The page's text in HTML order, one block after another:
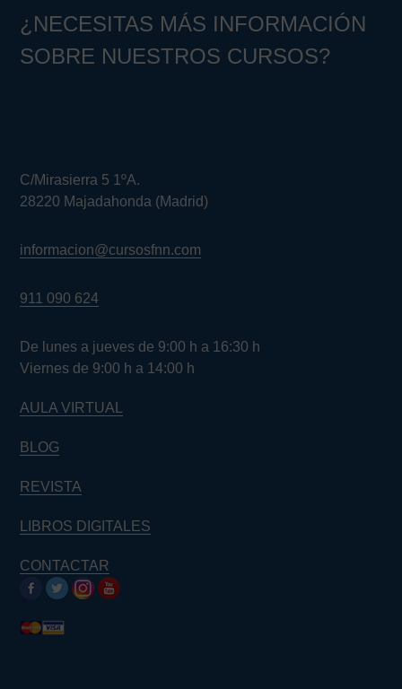
¿NECESITAS MÁS INFORMACIÓN
SOBRE NUESTROS CURSOS?
C/Mirasierra 5 1ºA.
28220 Majadahonda (Madrid)
informacion@cursosfnn.com
911 090 624
De lunes a jueves de 9:00 h a 16:30 h
Viernes de 9:00 h a 14:00 h
AULA VIRTUAL
BLOG
REVISTA
LIBROS DIGITALES
CONTACTAR